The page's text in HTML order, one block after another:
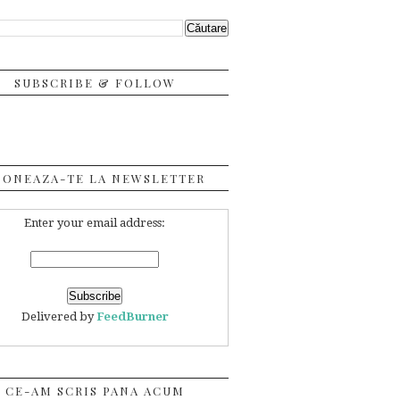
SUBSCRIBE & FOLLOW
TE LA NEWSLETTER
Enter your email address:
Delivered byFeedBurner
CE-AM SCRIS PANA ACUM